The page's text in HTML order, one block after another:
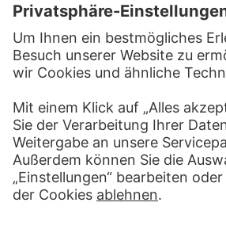
Impressum
Datenschutz
Copyright © 2026 Städel Museum
All rights reserved.
DIGITALE SAMMLUNG
Startseite
Werke
Künstler
Alben